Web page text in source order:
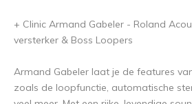
+ Clinic Armand Gabeler - Roland
versterker & Boss Loopers
Armand Gabeler laat je de features
zoals de loopfunctie, automatische